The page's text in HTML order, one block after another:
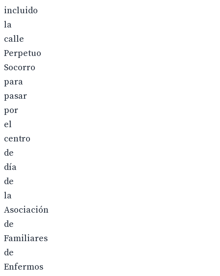
incluido
la
calle
Perpetuo
Socorro
para
pasar
por
el
centro
de
día
de
la
Asociación
de
Familiares
de
Enfermos